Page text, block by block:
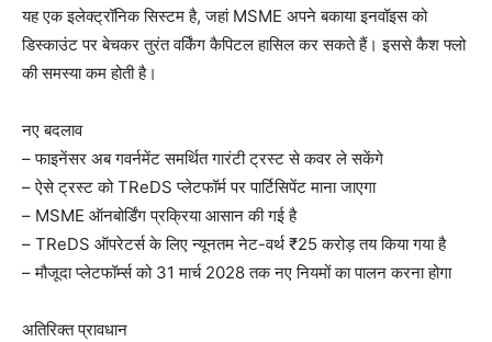
यह एक इलेक्ट्रॉनिक सिस्टम है, जहां MSME अपने बकाया इनवॉइस को
डिस्काउंट पर बेचकर तुरंत वर्किंग कैपिटल हासिल कर सकते हैं। इससे कैश फ्लो
की समस्या कम होती है।
नए बदलाव
– फाइनेंसर अब गवर्नमेंट समर्थित गारंटी ट्रस्ट से कवर ले सकेंगे
– ऐसे ट्रस्ट को TReDS प्लेटफॉर्म पर पार्टिसिपेंट माना जाएगा
– MSME ऑनबोर्डिंग प्रक्रिया आसान की गई है
– TReDS ऑपरेटर्स के लिए न्यूनतम नेट-वर्थ ₹25 करोड़ तय किया गया है
– मौजूदा प्लेटफॉर्म्स को 31 मार्च 2028 तक नए नियमों का पालन करना होगा
अतिरिक्त प्रावधान